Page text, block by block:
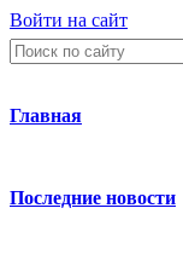
Войти на сайт
Главная
Последние новости